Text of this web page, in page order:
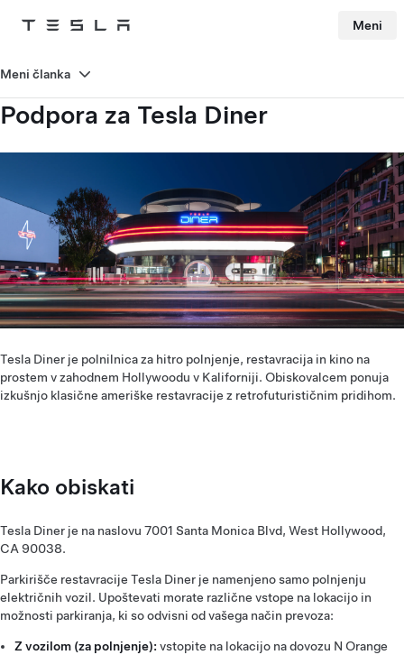
Tesla Meni
Podpora za Tesla Diner
Tesla Diner je polnilnica za hitro polnjenje, restavracija in kino na
prostem v zahodnem Hollywoodu v Kaliforniji. Obiskovalcem ponuja
izkušnjo klasične ameriške restavracije z retrofuturističnim pridihom.
Kako obiskati
Tesla Diner je na naslovu 7001 Santa Monica Blvd, West Hollywood,
CA 90038.
Parkirišče restavracije Tesla Diner je namenjeno samo polnjenju
električnih vozil. Upoštevati morate različne vstope na lokacijo in
možnosti parkiranja, ki so odvisni od vašega način prevoza:
Z vozilom (za polnjenje): vstopite na lokacijo na dovozu N Orange
Meni članka